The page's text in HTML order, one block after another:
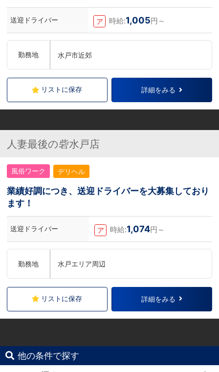
送迎ドライバー ア 時給:1,005円～
勤務地 水戸市近郊
リストに保存 詳細をみる
人妻最後の砦水戸店
風俗ワーク デリヘル
業績好調につき、送迎ドライバーを大募集しており
ます！
送迎ドライバー ア 時給:1,074円～
勤務地 水戸エリア周辺
リストに保存 詳細をみる
他の条件で探す